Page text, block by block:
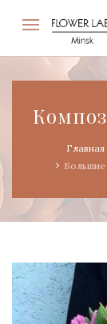
Главная
Большие